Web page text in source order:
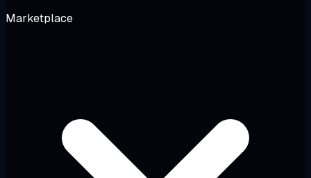
Marketplace